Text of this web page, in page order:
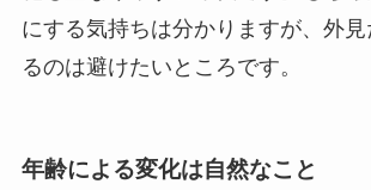
にする気持ちは分かりますが、外
るのは避けたいところです。
年齢による変化は自然なこと